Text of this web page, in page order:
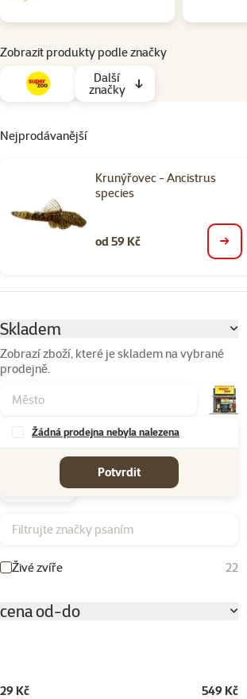
Zobrazit produkty podle značky
Další
značky
Nejprodávanější
Krunýřovec - Ancistrus
species
od 59 Kč detail
Skladem
Zobrazí zboží, které je skladem na vybrané
prodejně.
Žádná prodejna nebyla nalezena
Potvrdit
Filtrujte značky psaním
Živé zvíře 22
cena od-do
29 Kč 549 Kč